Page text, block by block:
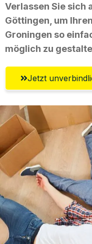
Verlassen Sie sich
Göttingen, um
Groningen so
möglich zu
Jetzt